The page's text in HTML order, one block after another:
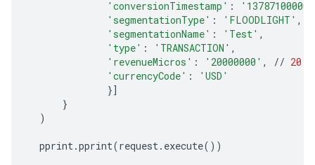
'conversionTimestamp' :
'segmentationType' : 'FLOODLIGHT' ,
'segmentationName' : 'Test' ,
'type' : 'TRANSACTION' ,
'revenueMicros' : '20000000' , // 20
'currencyCode' :
'USD'
}]
}
)
pprint.pprint(request. execute())